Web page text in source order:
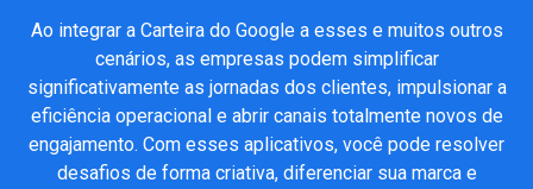
Ao integrar a Carteira do Google a esses e muitos outros
cenários, as empresas podem simplificar
significativamente as jornadas dos clientes, impulsionar a
eficiência operacional e abrir canais totalmente novos de
engajamento. Com esses aplicativos, você pode resolver
desafios de forma criativa, diferenciar sua marca e